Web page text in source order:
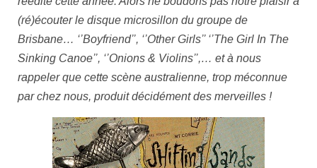
(ré)écouter le disque microsillon du groupe de
Brisbane… ‘’Boyfriend’’, ‘’Other Girls’’ ‘’The Girl In The
Sinking Canoe’’, ‘’Onions & Violins’’,… et à nous
rappeler que cette scène australienne, trop méconnue
par chez nous, produit décidément des merveilles !